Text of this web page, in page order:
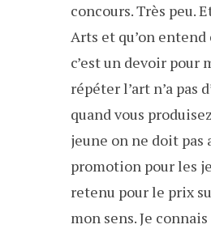
concours. Très peu.
Arts et qu’on
c’est un devoir pour
répéter l’art n’a pas
quand vous
jeune on ne doit pas
promotion pour les
retenu pour le prix
mon sens. Je